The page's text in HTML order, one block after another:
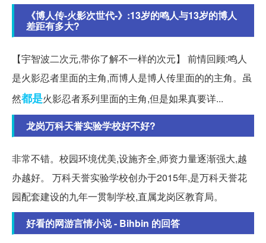
《博人传-火影次世代-》:13岁的鸣人与13岁的博人
差距有多大?
【宇智波二次元,带你了解不一样的次元】 前情回顾:鸣人
是火影忍者里面的主角,而博人是博人传里面的的主角。虽
然都是火影忍者系列里面的主角,但是如果真要详...
龙岗万科天誉实验学校好不好?
非常不错。校园环境优美,设施齐全,师资力量逐渐强大,越
办越好。 万科天誉实验学校创办于2015年,是万科天誉花
园配套建设的九年一贯制学校,直属龙岗区教育局。
好看的网游言情小说 - Bihbin 的回答